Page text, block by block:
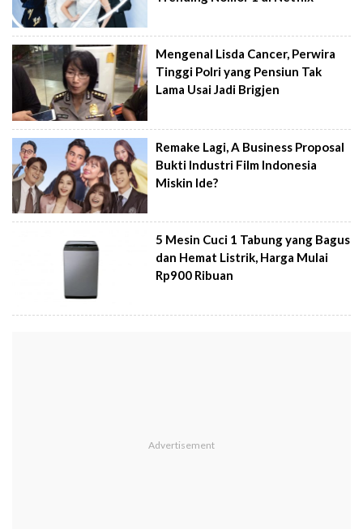
Mengenal Lisda Cancer, Perwira
Tinggi Polri yang Pensiun Tak
Lama Usai Jadi Brigjen
Remake Lagi, A Business Proposal
Bukti Industri Film Indonesia
Miskin Ide?
5 Mesin Cuci 1 Tabung yang Bagus
dan Hemat Listrik, Harga Mulai
Rp900 Ribuan